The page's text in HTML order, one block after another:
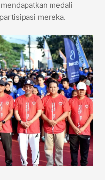
medali
mereka.